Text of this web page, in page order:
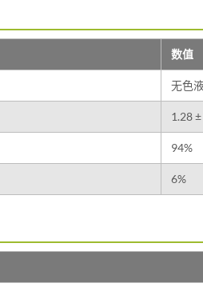
数值
无色
1.28
94%
6%